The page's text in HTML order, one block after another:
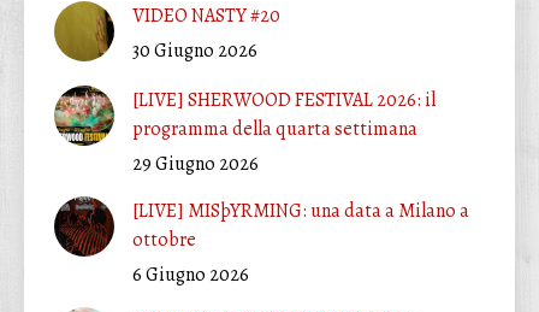
VIDEO NASTY #20
30 Giugno 2026
[LIVE] SHERWOOD FESTIVAL 2026: il
programma della quarta settimana
29 Giugno 2026
[LIVE] MISþYRMING: una data a Milano a
ottobre
6 Giugno 2026